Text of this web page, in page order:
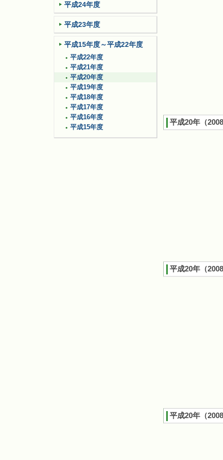
平成20年（
平成20年（
平成20年（
平成24年度
平成23年度
平成15年度～平成22年度
平成22年度
平成21年度
平成20年度
平成19年度
平成18年度
平成17年度
平成16年度
平成15年度